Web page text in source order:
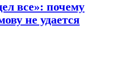
все»: почему
не удается